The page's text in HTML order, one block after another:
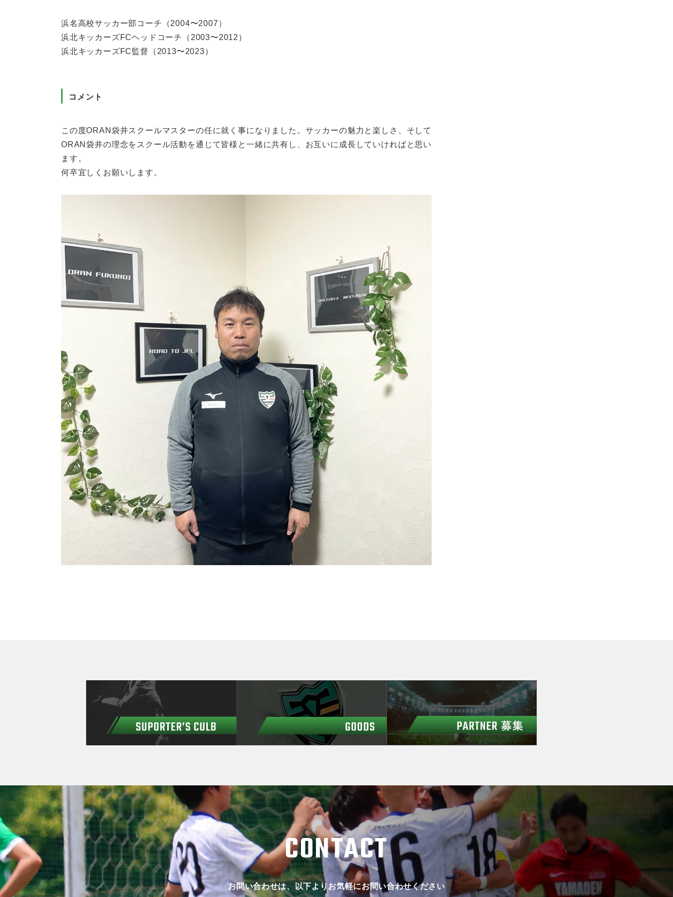
浜名高校サッカー部コーチ（2004〜2007 ）
浜北キッカーズFCヘッドコーチ（ 2003〜2012 ）
浜北キッカーズFC監督（ 2013〜2023）
コメント
この度ORAN 袋井スクールマスターの任に就く事になりました。サッカーの魅力と楽しさ、そして
ORAN袋井の理念をスクール活動を通じて皆様と一緒に共有し、お互いに成長していければと思い
ます。
何卒宜しくお願いします。
CONTACT
お問い合わせは、以下よりお気軽にお問い合わせください